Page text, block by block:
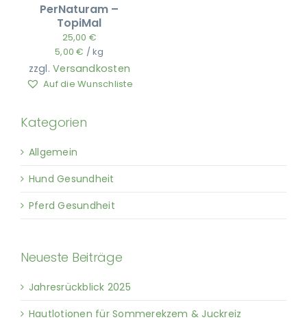
PerNaturam –
TopiMal
25,00 €
5,00€ /kg
zzgl.Versandkosten
Auf die Wunschliste
Kategorien
Allgemein
Hund Gesundheit
Pferd Gesundheit
Neueste Beiträge
Jahresrückblick 2025
Hautlotionen für Sommerekzem & Juckreiz